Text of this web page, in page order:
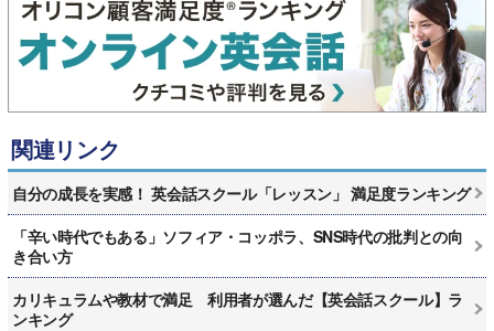
関連リンク
自分の成長を実感！ 英会話スクール「レッスン」 満足度ランキング
「辛い時代でもある」ソフィア・コッポラ、SNS時代の批判との向
き合い方
カリキュラムや教材で満足 利用者が選んだ【英会話スクール】ラ
ンキング